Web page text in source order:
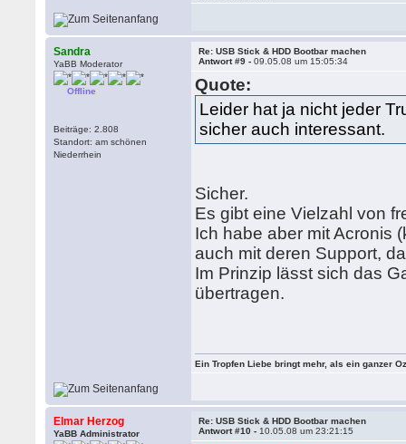
Sandra
YaBB Moderator
Offline
Beiträge: 2.808
Standort: am schönen
Niederrhein
Re: USB Stick & HDD Bootbar machen
Antwort #9 -09.05.08 um 15:05:34
Quote:
Leider hat ja nicht jeder
sicher auch interessant.
Sicher.
Es gibt eine Vielzahl von
Ich habe aber mit Acronis
auch mit deren Support,
Im Prinzip lässt sich das
übertragen.
Ein Tropfen Liebe bringt mehr, als ein ganzer
Elmar Herzog
YaBB Administrator
Re: USB Stick & HDD Bootbar machen
Antwort #10 - 10.05.08 um 23:21:15